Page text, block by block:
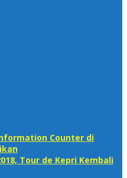
Counter di
Tour de Kepri Kembali